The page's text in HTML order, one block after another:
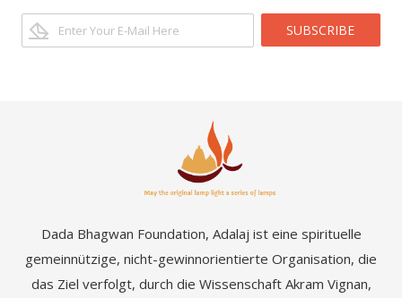
SUBSCRIBE
Dada Bhagwan Foundation, Adalaj ist eine spirituelle
gemeinnützige, nicht-gewinnorientierte Organisation, die
das Ziel verfolgt, durch die Wissenschaft Akram Vignan,